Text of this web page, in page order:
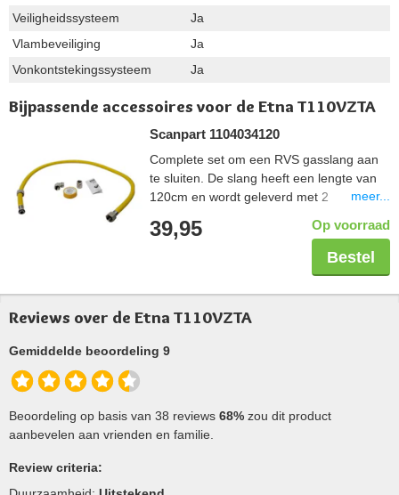
Veiligheidssysteem
Ja
Vlambeveiliging
Ja
Vonkontstekingssysteem
Ja
Bijpassende accessoires voor de Etna T110VZTA
Scanpart 1104034120
Complete set om een RVS gasslang aan
te sluiten. De slang heeft een lengte van
120cm en wordt geleverd met 2
aangesloten kan worden. De tape wordt
gebruikt om de schroefdraadverbinding
veilig af te sluiten. De gehele set is Gastec
meer...
39,95 Op voorraad
Bestel
Reviews over de Etna T110VZTA
Gemiddelde beoordeling 9
Beoordeling op basis van 38 reviews 68% zou dit product
aanbevelen aan vrienden en familie.
Review criteria: